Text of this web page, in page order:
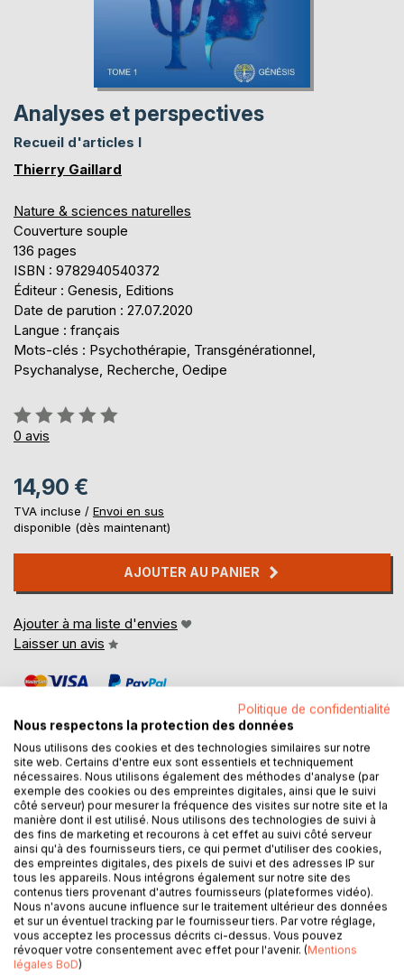
Analyses et perspectives
Recueil d'articles I
Thierry Gaillard
Nature & sciences naturelles
Couverture souple
136 pages
ISBN : 9782940540372
Éditeur : Genesis, Editions
Date de parution : 27.07.2020
Langue : français
Mots-clés : Psychothérapie, Transgénérationnel,
Psychanalyse, Recherche, Oedipe
Évaluation:
0%
0 avis
14,90 €
TVA incluse / Envoi en sus
disponible (dès maintenant)
AJOUTER AU PANIER
Ajouter à ma liste d'envies
Laisser un avis
DESCRIPTION
Ce livre est un recueil des premiers articles de l'auteur
parus notamment dans le Psychoscope, le Bloc-notes de
la psychanalyse et Cliniques Méditerranéennes. Il permet
de suivre l'évolution des analyses de l'auteur, une sorte de
"traçabilité", jusqu'à sa relecture du mythe d'Oedipe.
Les références au nouveau paradigme se précisent au fur
et à mesure des articles. En complément, l'auteur présente
quelques clés d'analyses pour dépasser les apparences.
Politique de confidentialité
Nous respectons la protection des données
Nous utilisons des cookies et des technologies similaires sur notre
site web. Certains d'entre eux sont essentiels et techniquement
nécessaires. Nous utilisons également des méthodes d'analyse (par
exemple des cookies ou des empreintes digitales, ainsi que le suivi
côté serveur) pour mesurer la fréquence des visites sur notre site et la
manière dont il est utilisé. Nous utilisons des technologies de suivi à
des fins de marketing et recourons à cet effet au suivi côté serveur
ainsi qu'à des fournisseurs tiers, ce qui permet d'utiliser des cookies,
des empreintes digitales, des pixels de suivi et des adresses IP sur
tous les appareils. Nous intégrons également sur notre site des
contenus tiers provenant d'autres fournisseurs (plateformes vidéo).
Nous n'avons aucune influence sur le traitement ultérieur des données
et sur un éventuel tracking par le fournisseur tiers. Par votre réglage,
vous acceptez les processus décrits ci-dessus. Vous pouvez
révoquer votre consentement avec effet pour l'avenir. (Mentions
légales BoD)